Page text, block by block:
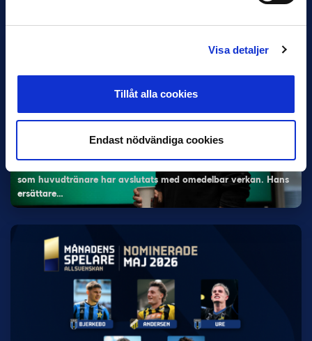
Visa detaljer
Tillåt alla cookies
Endast nödvändiga cookies
Rydström ersätter Karlsson i Hammarby
som huvudtränare har avslutats med omedelbar verkan. Hans
ersättare…